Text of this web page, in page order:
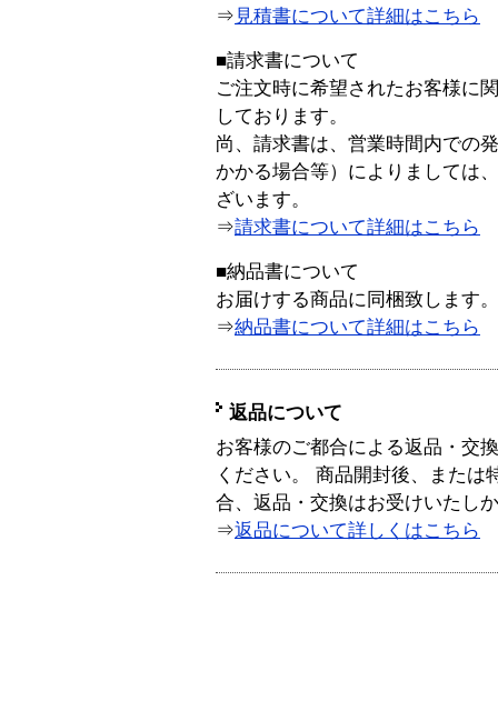
⇒ 見積書について詳細はこちら
■請求書について
ご注文時に希望されたお客様に
しております。
尚、請求書は、営業時間内での
かかる場合等）によりましては
ざいます。
⇒請求書について詳細はこちら
■納品書について
お届けする商品に同梱致します。
⇒納品書について詳細はこちら
返品について
お客様のご都合による返品・交
ください。 商品開封後、または
合、返品・交換はお受けいたし
⇒返品について詳しくはこちら